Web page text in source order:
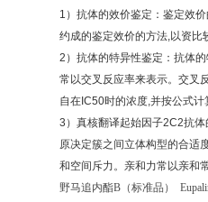
1 ）抗体的效价鉴定：鉴定效
约成的鉴定效价的方法,以资比
2 ）抗体的特异性鉴定：抗体
常以交叉反应率来表示。交叉
自在 IC50时的浓度,并按公式计
3 ）真核翻译起始因子2C2抗体
原决定簇之间立体构型的合适
和空间斥力。亲和力常以亲和
野马追内酯B （标准品）